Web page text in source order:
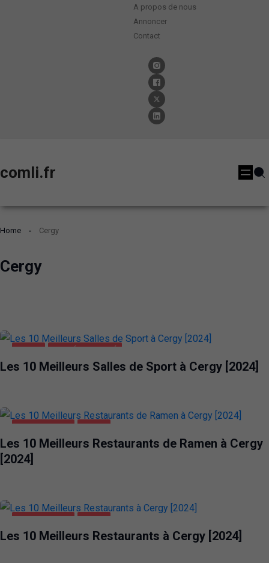
A propos de nous
Annoncer
Contact
comli.fr
Home Cergy
Cergy
CERGY SANTÉ ET BEAUTÉ
Les 10 Meilleurs Salles de Sport à Cergy [2024]
ALIMENTATION CERGY
Les 10 Meilleurs Restaurants de Ramen à Cergy
[2024]
ALIMENTATION CERGY
Les 10 Meilleurs Restaurants à Cergy [2024]